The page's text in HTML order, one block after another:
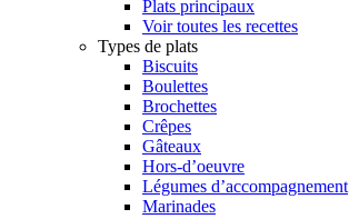
Plats principaux
Voir toutes les recettes
Types de plats
Biscuits
Boulettes
Brochettes
Crêpes
Gâteaux
Hors-d’oeuvre
Légumes d’accompagnement
Marinades